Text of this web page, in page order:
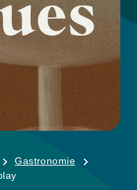
Gastronomie